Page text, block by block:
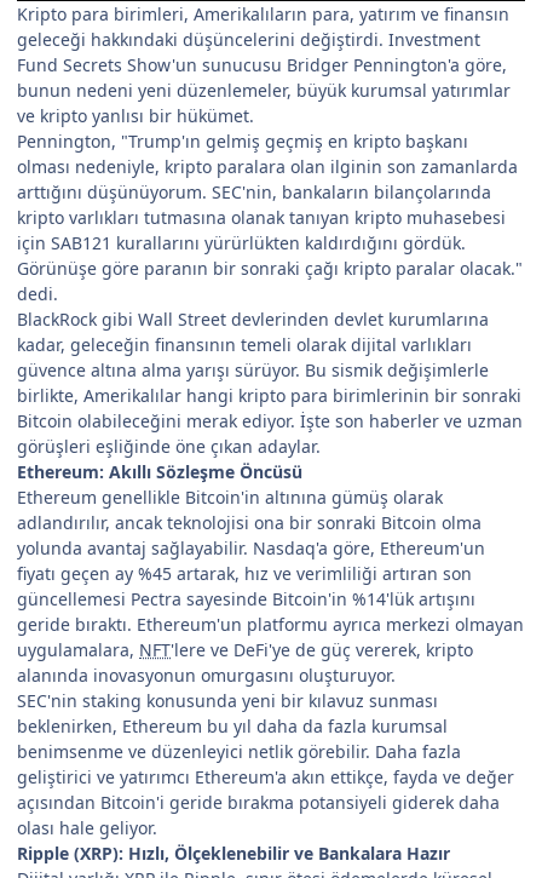
Kripto para birimleri, Amerikalıların para, yatırım ve finansın
geleceği hakkındaki düşüncelerini değiştirdi. Investment
Fund Secrets Show'un sunucusu Bridger Pennington'a göre,
bunun nedeni yeni düzenlemeler, büyük kurumsal yatırımlar
ve kripto yanlısı bir hükümet.
Pennington, "Trump'ın gelmiş geçmiş en kripto başkanı
olması nedeniyle, kripto paralara olan ilginin son zamanlarda
arttığını düşünüyorum. SEC'nin, bankaların bilançolarında
kripto varlıkları tutmasına olanak tanıyan kripto muhasebesi
için SAB121 kurallarını yürürlükten kaldırdığını gördük.
Görünüşe göre paranın bir sonraki çağı kripto paralar olacak."
dedi.
BlackRock gibi Wall Street devlerinden devlet kurumlarına
kadar, geleceğin finansının temeli olarak dijital varlıkları
güvence altına alma yarışı sürüyor. Bu sismik değişimlerle
birlikte, Amerikalılar hangi kripto para birimlerinin bir sonraki
Bitcoin olabileceğini merak ediyor. İşte son haberler ve uzman
görüşleri eşliğinde öne çıkan adaylar.
Ethereum: Akıllı Sözleşme Öncüsü
Ethereum genellikle Bitcoin'in altınına gümüş olarak
adlandırılır, ancak teknolojisi ona bir sonraki Bitcoin olma
yolunda avantaj sağlayabilir. Nasdaq'a göre, Ethereum'un
fiyatı geçen ay %45 artarak, hız ve verimliliği artıran son
güncellemesi Pectra sayesinde Bitcoin'in %14'lük artışını
geride bıraktı. Ethereum'un platformu ayrıca merkezi olmayan
uygulamalara, NFT'lere ve DeFi'ye de güç vererek, kripto
alanında inovasyonun omurgasını oluşturuyor.
SEC'nin staking konusunda yeni bir kılavuz sunması
beklenirken, Ethereum bu yıl daha da fazla kurumsal
benimsenme ve düzenleyici netlik görebilir. Daha fazla
geliştirici ve yatırımcı Ethereum'a akın ettikçe, fayda ve değer
açısından Bitcoin'i geride bırakma potansiyeli giderek daha
olası hale geliyor.
Ripple (XRP): Hızlı, Ölçeklenebilir ve Bankalara Hazır